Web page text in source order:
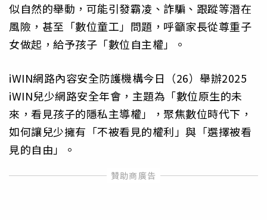
似自然的舉動，可能引發霸凌、詐騙、跟蹤等潛在
風險，甚至「數位童工」問題，呼籲家長從尊重子
女做起，給予孩子「數位自主權」。
iWIN網路內容安全防護機構今日（26）舉辦2025
iWIN兒少網路安全年會，主題為「數位原生的未
來，看見孩子的隱私主導權」，聚焦數位時代下，
如何讓兒少擁有「不被看見的權利」與「選擇被看
見的自由」。